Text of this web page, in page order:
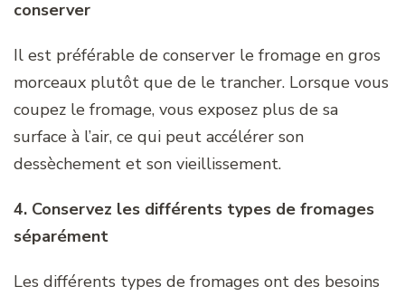
conserver
Il est préférable de conserver le fromage en gros
morceaux plutôt que de le trancher. Lorsque vous
coupez le fromage, vous exposez plus de sa
surface à l’air, ce qui peut accélérer son
dessèchement et son vieillissement.
4. Conservez les différents types de fromages
séparément
Les différents types de fromages ont des besoins